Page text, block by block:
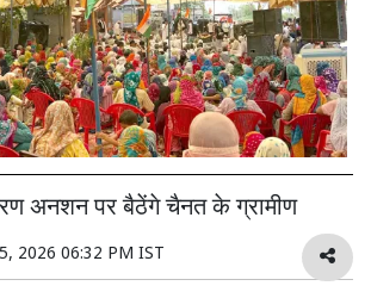
अनशन पर बैठेंगे चैनत के ग्रामीण
2026 06:32 PM IST